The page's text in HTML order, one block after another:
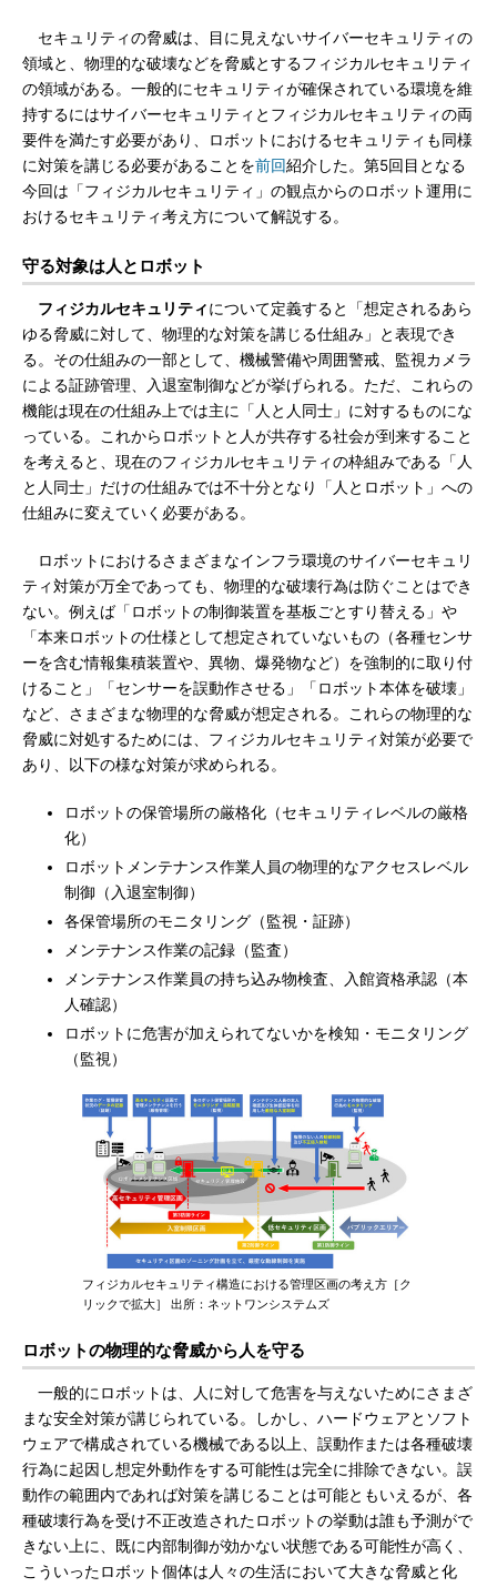
セキュリティの脅威は、目に見えないサイバーセキュリティの
領域と、物理的な破壊などを脅威とするフィジカルセキュリティ
の領域がある。一般的にセキュリティが確保されている環境を維
持するにはサイバーセキュリティとフィジカルセキュリティの両
要件を満たす必要があり、ロボットにおけるセキュリティも同様
に対策を講じる必要があることを前回紹介した。第5回目となる
今回は「フィジカルセキュリティ」の観点からのロボット運用に
おけるセキュリティ考え方について解説する。
守る対象は人とロボット
フィジカルセキュリティについて定義すると「想定されるあら
ゆる脅威に対して、物理的な対策を講じる仕組み」と表現でき
る。その仕組みの一部として、機械警備や周囲警戒、監視カメラ
による証跡管理、入退室制御などが挙げられる。ただ、これらの
機能は現在の仕組み上では主に「人と人同士」に対するものにな
っている。これからロボットと人が共存する社会が到来すること
を考えると、現在のフィジカルセキュリティの枠組みである「人
と人同士」だけの仕組みでは不十分となり「人とロボット」への
仕組みに変えていく必要がある。
ロボットにおけるさまざまなインフラ環境のサイバーセキュリ
ティ対策が万全であっても、物理的な破壊行為は防ぐことはでき
ない。例えば「ロボットの制御装置を基板ごとすり替える」や
「本来ロボットの仕様として想定されていないもの（各種センサ
ーを含む情報集積装置や、異物、爆発物など）を強制的に取り付
けること」「センサーを誤動作させる」「ロボット本体を破壊」
など、さまざまな物理的な脅威が想定される。これらの物理的な
脅威に対処するためには、フィジカルセキュリティ対策が必要で
あり、以下の様な対策が求められる。
ロボットの保管場所の厳格化（セキュリティレベルの厳格
化）
ロボットメンテナンス作業人員の物理的なアクセスレベル
制御（入退室制御）
各保管場所のモニタリング（監視・証跡）
メンテナンス作業の記録（監査）
メンテナンス作業員の持ち込み物検査、入館資格承認（本
人確認）
ロボットに危害が加えられてないかを検知・モニタリング
（監視）
フィジカルセキュリティ構造における管理区画の考え方［ク
リックで拡大］ 出所：ネットワンシステムズ
ロボットの物理的な脅威から人を守る
一般的にロボットは、人に対して危害を与えないためにさまざ
まな安全対策が講じられている。しかし、ハードウェアとソフト
ウェアで構成されている機械である以上、誤動作または各種破壊
行為に起因し想定外動作をする可能性は完全に排除できない。誤
動作の範囲内であれば対策を講じることは可能ともいえるが、各
種破壊行為を受け不正改造されたロボットの挙動は誰も予測がで
きない上に、既に内部制御が効かない状態である可能性が高く、
こういったロボット個体は人々の生活において大きな脅威と化